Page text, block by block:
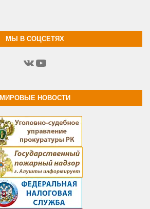
МЫ В СОЦСЕТЯХ
ВКонтакте
YouTube
МИРОВЫЕ НОВОСТИ